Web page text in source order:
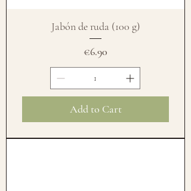
Jabón de ruda (100 g)
Price
€6.90
Add to Cart